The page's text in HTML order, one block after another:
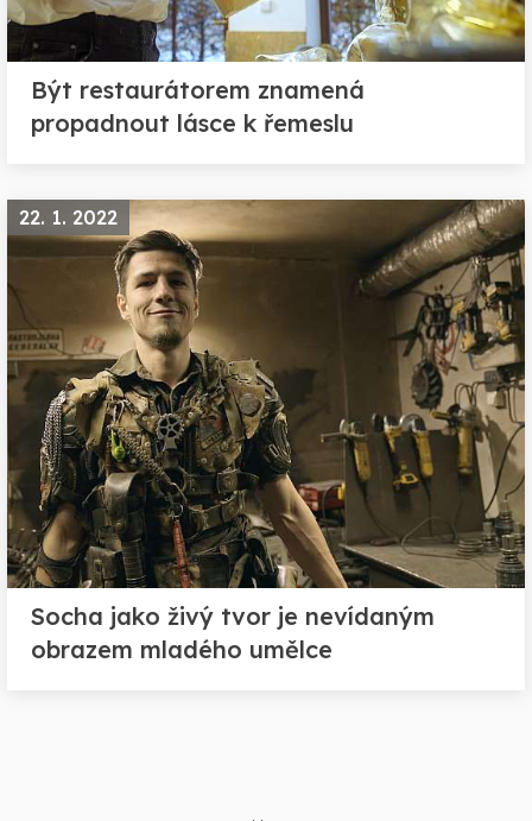
Být restaurátorem znamená
propadnout lásce k řemeslu
22. 1. 2022
Socha jako živý tvor je nevídaným
obrazem mladého umělce